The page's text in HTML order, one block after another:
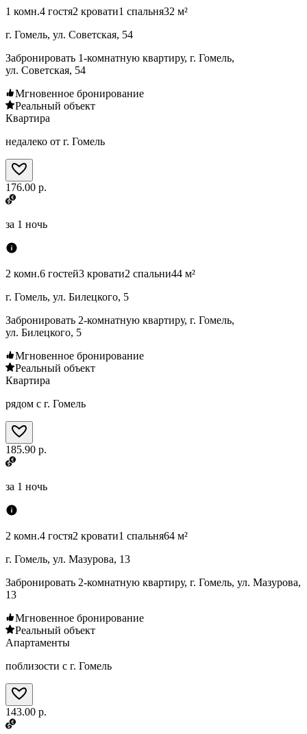
1 комн.4 гостя2 кровати1 спальня32 м²
г. Гомель, ул. Советская, 54
Забронировать 1-комнатную квартиру, г. Гомель,
ул. Советская, 54
Мгновенное бронирование
Реальный объект
Квартира
недалеко от г. Гомель
176.00 р.
за 1 ночь
2 комн.6 гостей3 кровати2 спальни44 м²
г. Гомель, ул. Билецкого, 5
Забронировать 2-комнатную квартиру, г. Гомель,
ул. Билецкого, 5
Мгновенное бронирование
Реальный объект
Квартира
рядом с г. Гомель
185.90 р.
за 1 ночь
2 комн.4 гостя2 кровати1 спальня64 м²
г. Гомель, ул. Мазурова, 13
Забронировать 2-комнатную квартиру, г. Гомель, ул. Мазурова,
13
Мгновенное бронирование
Реальный объект
Апартаменты
поблизости с г. Гомель
143.00 р.